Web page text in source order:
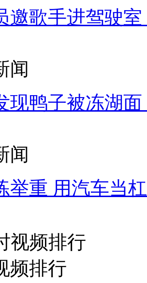
邀歌手进驾驶
闻
现鸭子被冻湖
闻
举重 用汽车当
视频排行
频排行